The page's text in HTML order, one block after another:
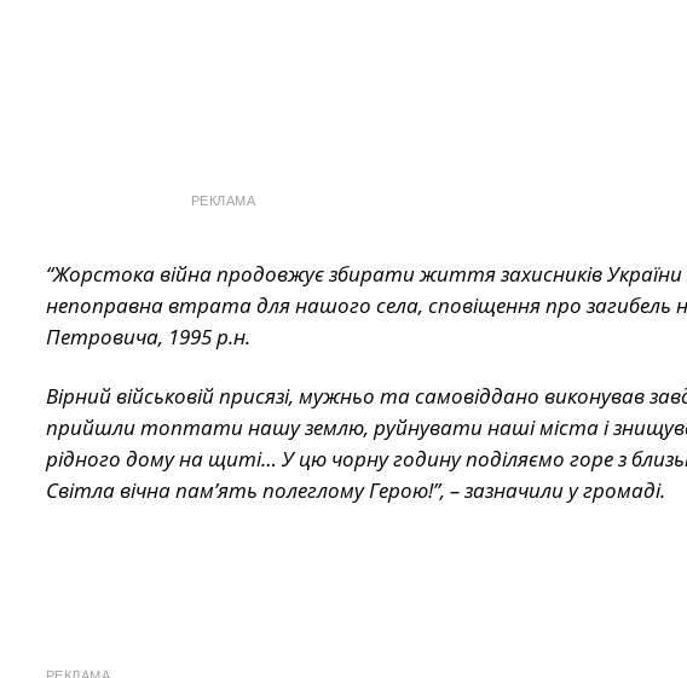
РЕКЛАМА
“Жорстока війна продовжує збирати життя захисників України
непоправна втрата для нашого села, сповіщення про загибель
Петровича, 1995 р.н.
Вірний військовій присязі, мужньо та самовіддано виконував
прийшли топтати нашу землю, руйнувати наші міста і
рідного дому на щиті… У цю чорну годину поділяємо горе з
Світла вічна пам’ять полеглому Герою!”, – зазначили у громаді.
РЕКЛАМА